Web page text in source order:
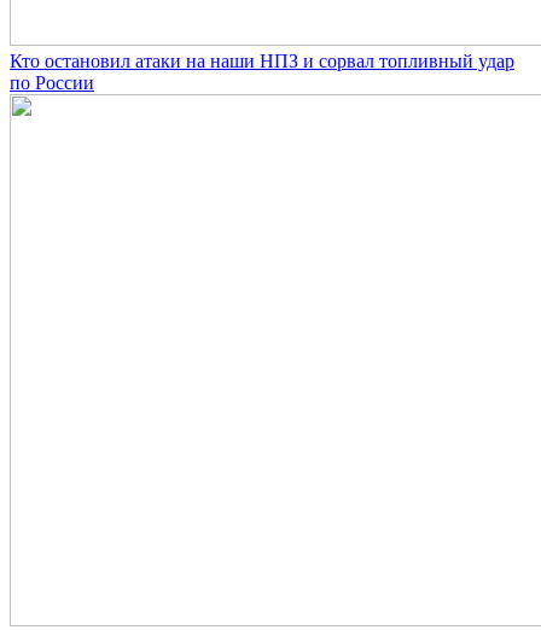
Кто остановил атаки на наши НПЗ и сорвал топливный удар
по России